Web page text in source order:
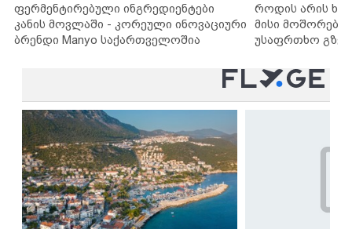
ფერმენტირებული ინგრედიენტები
კანის მოვლაში - კორეული ინოვაციური
ბრენდი Manyo საქართველოშია
როდის არის
მისი
უსაფრთხო